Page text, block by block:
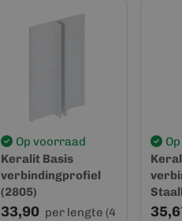
Op voorraad
Keralit Basis
verbindingprofiel
(2805)
33,90 per lengte (4
5011